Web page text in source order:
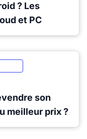
? Les
et PC
son
meilleur prix ?